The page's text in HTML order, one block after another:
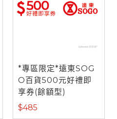
*專區限定*遠東SOG
O百貨500元好禮即
享券(餘額型)
$485